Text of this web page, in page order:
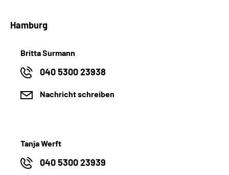
Hamburg
Britta Surmann
040 5300 23938
Nachricht schreiben
Tanja Werft
040 5300 23939